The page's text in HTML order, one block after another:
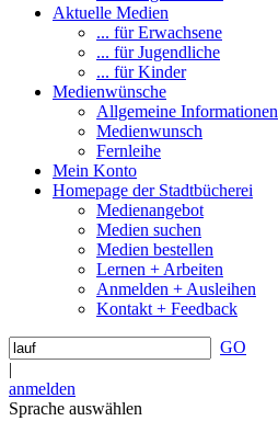
Aktuelle Medien
... für Erwachsene
... für Jugendliche
... für Kinder
Medienwünsche
Allgemeine Informationen
Medienwunsch
Fernleihe
Mein Konto
Homepage der Stadtbücherei
Medienangebot
Medien suchen
Medien bestellen
Lernen + Arbeiten
Anmelden + Ausleihen
Kontakt + Feedback
GO
|
anmelden
Sprache auswählen